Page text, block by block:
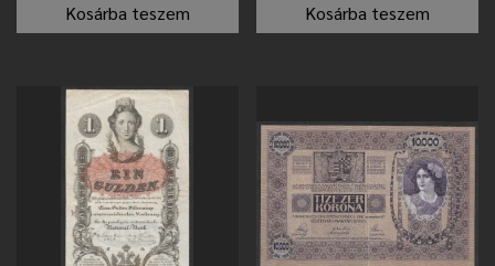
Kosárba teszem
Kosárba teszem